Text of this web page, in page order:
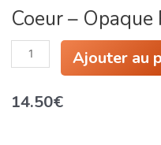
Coeur –
quantité
Opaque
Ajouter au
14.50€